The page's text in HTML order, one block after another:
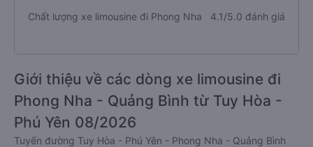
Chất lượng xe limousine đi Phong Nha 4.1/5.0 đánh giá
Giới thiệu về các dòng xe limousine đi
Phong Nha - Quảng Bình từ Tuy Hòa -
Phú Yên 08/2026
Tuyến đường Tuy Hòa - Phú Yên - Phong Nha - Quảng Bình